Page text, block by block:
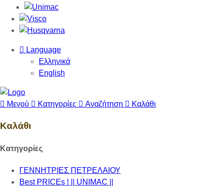
Language
Ελληνικά
English
Μενού Κατηγορίες Αναζήτηση Καλάθι
Καλάθι
Κατηγορίες
ΓΕΝΝΗΤΡΙΕΣ ΠΕΤΡΕΛΑΙΟΥ
Best PRICEs ! || UNIMAC ||